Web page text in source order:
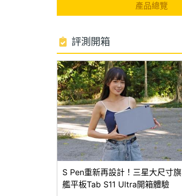
產品總覽
評測開箱
S Pen重新再設計！三星大尺寸旗
艦平板Tab S11 Ultra開箱體驗